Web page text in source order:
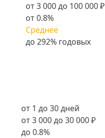
от 3 000 до 100 000 ₽
от 0.8%
Среднее
от 1 до 30 дней
от 3 000 до 30 000 ₽
до 0.8%